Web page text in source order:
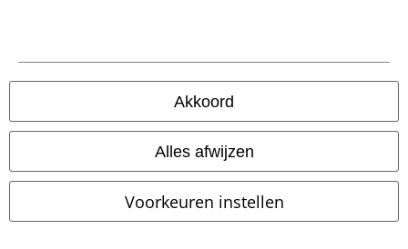
Akkoord
Alles afwijzen
Voorkeuren instellen
@galaxy.rain_